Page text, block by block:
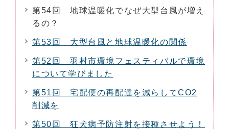
第54回 地球温暖化でなぜ大型台風が増え
るの？
第53回 大型台風と地球温暖化の関係
第52回 羽村市環境フェスティバルで環境
について学びました
第51回 宅配便の再配達を減らしてCO2
削減を
第50回 狂犬病予防注射を接種させよう！